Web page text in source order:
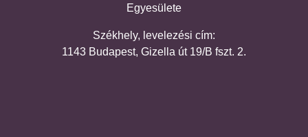
Egyesülete
Székhely, levelezési cím:
1143 Budapest, Gizella út 19/B fszt. 2.